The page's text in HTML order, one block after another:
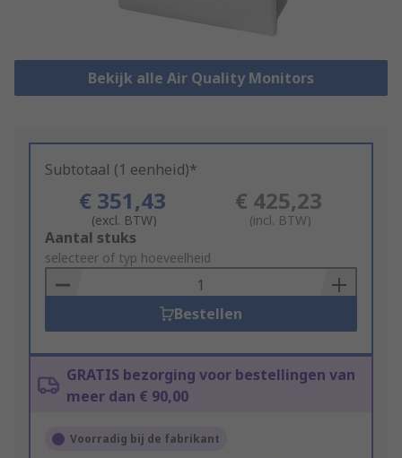
Bekijk alle Air Quality Monitors
Subtotaal (1 eenheid)*
€ 351,43
(excl. BTW)
€ 425,23
(incl. BTW)
Add
to
Basket
Aantal stuks
selecteer of typ hoeveelheid
Bestellen
GRATIS bezorging voor bestellingen van
meer dan € 90,00
Voorradig bij de fabrikant